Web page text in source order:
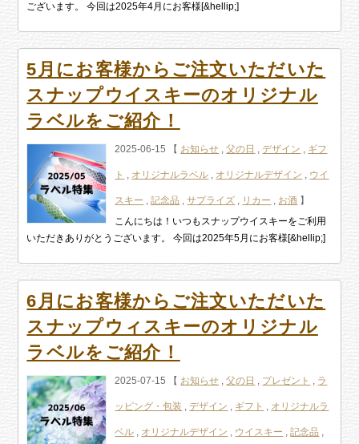
ございます。 今回は2025年4月にお客様[&hellip;]
5月にお客様からご注文いただいた
スナップウイスキーのオリジナル
ラベルをご紹介！
2025-06-15 【 お知らせ ,父の日 ,デザイン , ギフ
ト , オリジナルラベル , オリジナルデザイン , ウイ
スキー ,記念品 ,サプライズ , リカー , お酒 】
こんにちは！いつもスナップウイスキーをご利用
いただきありがとうございます。 今回は2025年5月にお客様[&hellip;]
6月にお客様からご注文いただいた
スナップウィスキーのオリジナル
ラベルをご紹介！
2025-07-15 【 お知らせ ,父の日 , プレゼント , ラ
ッピング・包装 ,デザイン , ギフト , オリジナルラ
ベル , オリジナルデザイン , ウイスキー ,記念品 ,